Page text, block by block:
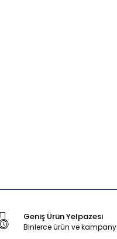
Geniş Ürün Yelpazesi
Binlerce ürün ve